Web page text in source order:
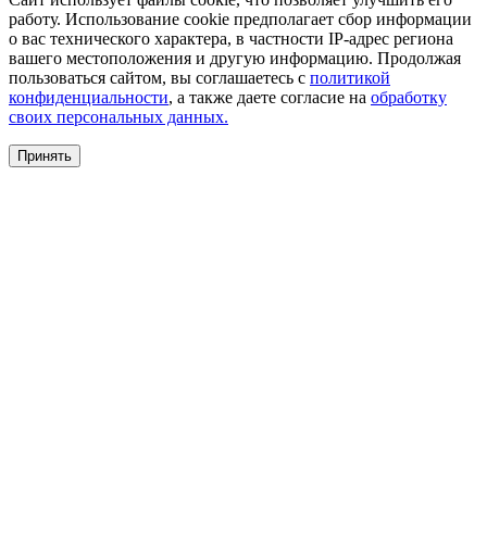
работу. Использование cookie предполагает сбор информации
о вас технического характера, в частности IP-адрес региона
вашего местоположения и другую информацию. Продолжая
пользоваться сайтом, вы соглашаетесь с политикой
конфиденциальности, а также даете согласие на обработку
своих персональных данных.
Принять